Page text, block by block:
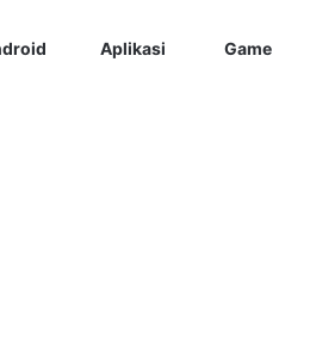
Aplikasi Game